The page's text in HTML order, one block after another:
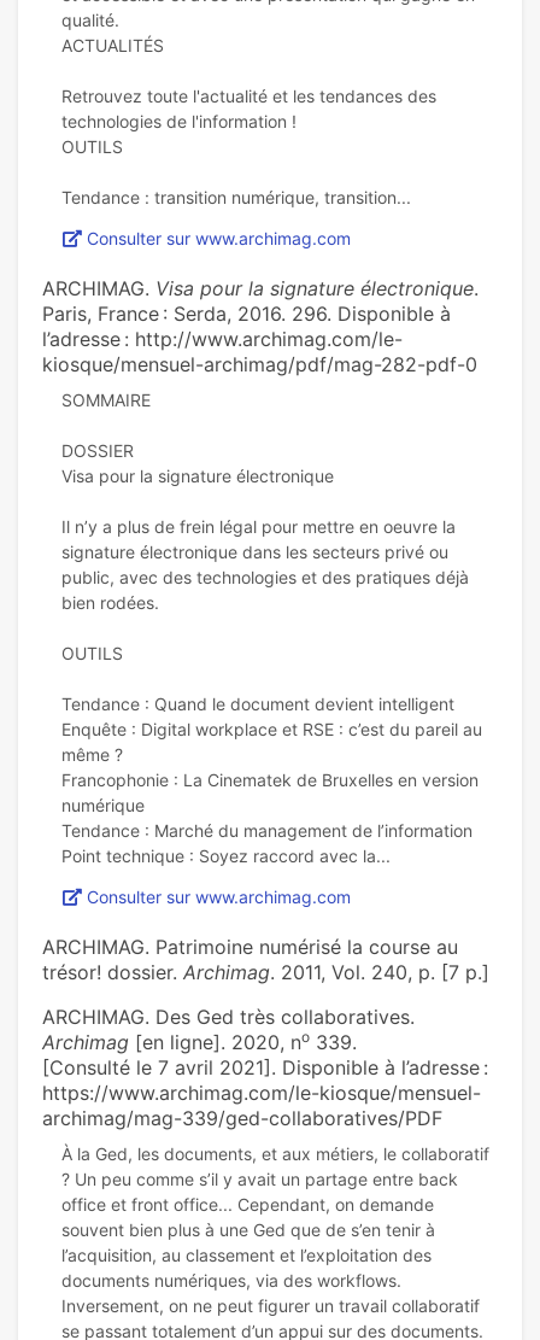
qualité.
ACTUALITÉS
Retrouvez toute l'actualité et les tendances des
technologies de l'information !
OUTILS
Consulter sur www.archimag.com
ARCHIMAG. Visa pour la signature électronique.
Paris, France : Serda, 2016. 296. Disponible à
l’adresse : http://www.archimag.com/le-
kiosque/mensuel-archimag/pdf/mag-282-pdf-0
SOMMAIRE
DOSSIER
Visa pour la signature électronique
Il n’y a plus de frein légal pour mettre en oeuvre la
signature électronique dans les secteurs privé ou
public, avec des technologies et des pratiques déjà
bien rodées.​
OUTILS
Tendance : Quand le document devient intelligent
Enquête : Digital workplace et RSE : c’est du pareil au
même ?
Francophonie : La Cinematek de Bruxelles en version
numérique
Tendance : Marché du management de l’information
Consulter sur www.archimag.com
ARCHIMAG. Patrimoine numérisé la course au
trésor! dossier. Archimag. 2011, Vol. 240, p. [7 p.]
ARCHIMAG. Des Ged très collaboratives.
Archimag [en ligne]. 2020, no 339.
[Consulté le 7 avril 2021]. Disponible à l’adresse :
https://www.archimag.com/le-kiosque/mensuel-
archimag/mag-339/ged-collaboratives/PDF
À la Ged, les documents, et aux métiers, le collaboratif
? Un peu comme s’il y avait un partage entre back
office et front office... Cependant, on demande
souvent bien plus à une Ged que de s’en tenir à
l’acquisition, au classement et l’exploitation des
documents numériques, via des workflows.
Inversement, on ne peut figurer un travail collaboratif
se passant totalement d’un appui sur des documents.